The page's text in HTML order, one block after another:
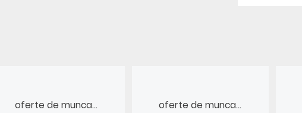
oferte de munca...
oferte de munca...